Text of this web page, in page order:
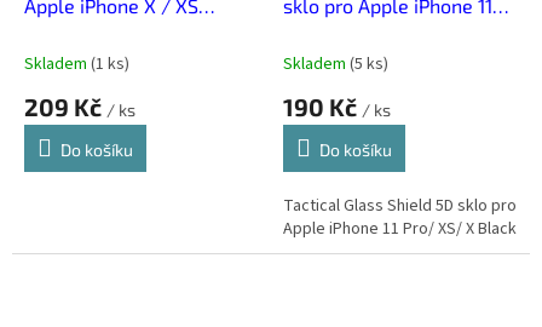
Apple iPhone X / XS
Skladem (1 ks)
209 Kč / ks
Do košíku
sklo pro Apple iPhone 11
Skladem (5 ks)
190 Kč / ks
Do košíku
Tactical Glass Shield 5D sklo pro
Apple iPhone 11 Pro/ XS/ X Black